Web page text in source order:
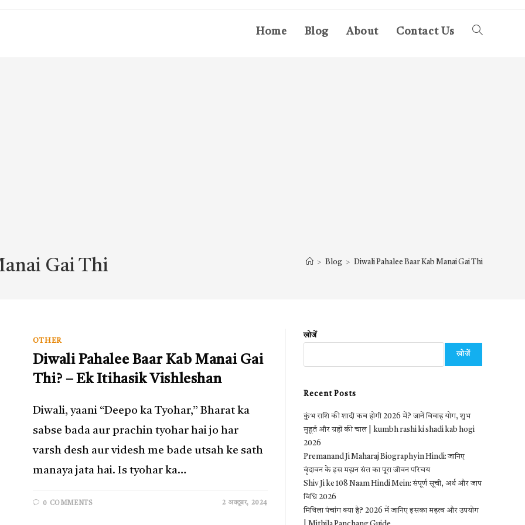
Home Blog About Contact Us Toggle
Gai Thi > Blog > Diwali Pahalee Baar Kab Manai Gai Thi
OTHER
Diwali Pahalee Baar Kab Manai Gai
Thi? – Ek Itihasik Vishleshan
Diwali, yaani “Deepo ka Tyohar,” Bharat ka
sabse bada aur prachin tyohar hai jo har
varsh desh aur videsh me bade utsah ke sath
manaya jata hai. Is tyohar ka…
0 COMMENTS 2 अक्टूबर, 2024
खोजें
खोजें
Recent Posts
कुंभ राशि की शादी कब होगी 2026 में? जानें विवाह योग, शुभ
मुहूर्त और ग्रहों की चाल | kumbh rashi ki shadi kab hogi
2026
Premanand Ji Maharaj Biography in Hindi: जानिए
वृंदावन के इस महान संत का पूरा जीवन परिचय
Shiv Ji ke 108 Naam Hindi Mein: संपूर्ण सूची, अर्थ और जाप
विधि 2026
मिथिला पंचांग क्या है? 2026 में जानिए इसका महत्व और उपयोग